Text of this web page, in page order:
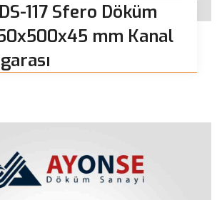
117 Sfero Döküm
mm Kanal